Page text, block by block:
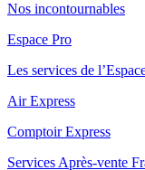
Nos incontournables
Espace Pro
Les services de
Air Express
Comptoir Express
Services Après-vente